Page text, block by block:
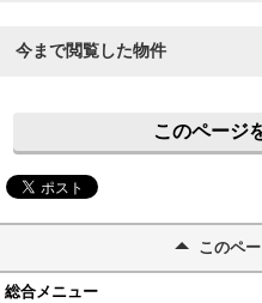
今まで閲覧した物件
このページ
このペ
総合メニュー